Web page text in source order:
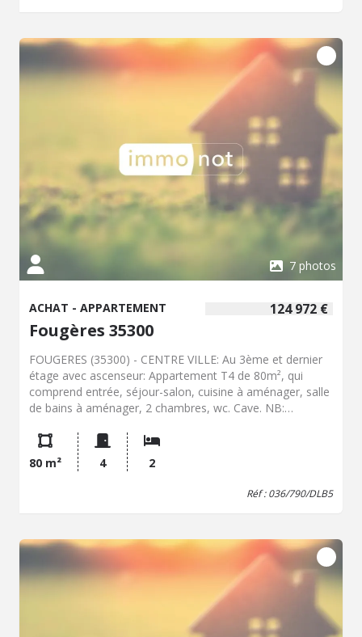
équipée, une agréable pièce de vie lumineuse de 22,53
m², trois belles chambres de 17,40 m², 16,57 m² et 13,76
m², une salle de bains ainsi qu'un WC séparé. Vous serez
séduits par son emplacement privilégié, au pied des
commerces, restaurants, transports et services du
centre-ville de Fougères. La Place de la République
constitue un secteur central et recherché de la ville,
offrant un accès immédiat aux commodités du quotidien
ainsi qu'aux lignes de bus et infrastructures urbaines. Un
bien rare sur le secteur, idéal tant pour une résidence
principale que pour un investissement patrimonial de
qualité.
7 photos
124 972 €
ACHAT - APPARTEMENT
Fougères 35300
FOUGERES (35300) - CENTRE VILLE: Au 3ème et dernier
étage avec ascenseur: Appartement T4 de 80m², qui
comprend entrée, séjour-salon, cuisine à aménager, salle
de bains à aménager, 2 chambres, wc. Cave. NB:
professionnel avec accueil, salle d'attente et 3 bureaux.
80 m²
4 2
Réf : 036/790/DLB5